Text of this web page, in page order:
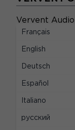
Français
English
Deutsch
Español
Italiano
русский
Vervent Audio
Откройте